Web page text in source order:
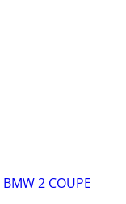
BMW 2 COUPE